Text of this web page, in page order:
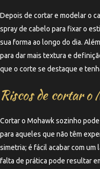
Depois de cortar e modelar o
spray de cabelo para fixar o
sua forma ao longo do dia.
para dar mais textura e
que o corte se destaque e
Riscos de cortar
Cortar o Mohawk sozinho
para aqueles que não têm
simetria; é fácil acabar com um
falta de prática pode resultar